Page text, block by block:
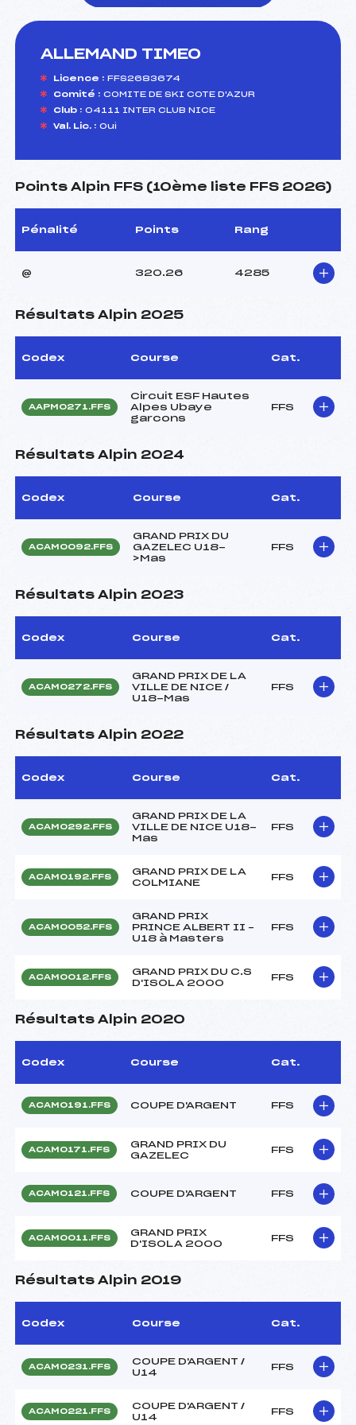
ALLEMAND TIMEO
Licence : FFS2683674
Comité : COMITE DE SKI COTE D'AZUR
Club : 04111 INTER CLUB NICE
Val. Lic. : Oui
Points Alpin FFS (10ème liste FFS 2026)
Pénalité Points Rang
@ 320.26 4285
Résultats Alpin 2025
Codex Course Cat.
AAPM0271.FFS
Circuit ESF Hautes
Alpes Ubaye
garcons
FFS
Résultats Alpin 2024
Codex Course Cat.
ACAM0092.FFS
GRAND PRIX DU
GAZELEC U18-
>Mas
FFS
Résultats Alpin 2023
Codex Course Cat.
ACAM0272.FFS
GRAND PRIX DE LA
VILLE DE NICE /
U18-Mas
FFS
Résultats Alpin 2022
Codex Course Cat.
ACAM0292.FFS
GRAND PRIX DE LA
VILLE DE NICE U18-
Mas
FFS
ACAM0192.FFS
GRAND PRIX DE LA
COLMIANE
FFS
ACAM0052.FFS
GRAND PRIX
PRINCE ALBERT II –
U18 à Masters
FFS
ACAM0012.FFS
GRAND PRIX DU C.S
D'ISOLA 2000
FFS
Résultats Alpin 2020
Codex Course Cat.
ACAM0191.FFS COUPE D'ARGENT FFS
ACAM0171.FFS
GRAND PRIX DU
GAZELEC
FFS
ACAM0121.FFS COUPE D'ARGENT FFS
ACAM0011.FFS
GRAND PRIX
D'ISOLA 2000
FFS
Résultats Alpin 2019
Codex Course Cat.
ACAM0231.FFS
COUPE D'ARGENT /
U14
FFS
ACAM0221.FFS
COUPE D'ARGENT /
U14
FFS